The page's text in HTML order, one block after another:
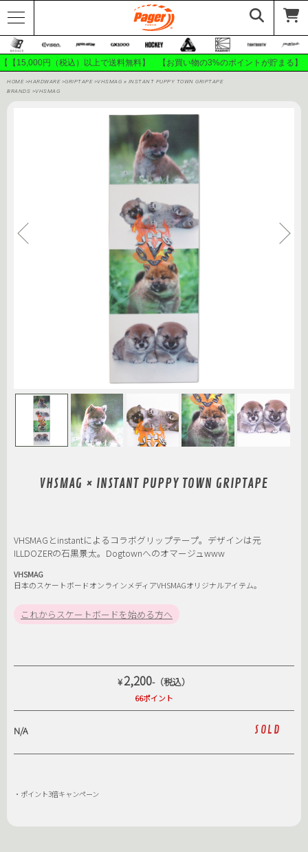
【【15,000円（税込）以上で送料無料】 【お買い物の3%のポイントが貯ま
HOME >HARDWARE >GRIPTAPE >VHSMAG × INSTANT PUPPY TOWN GRIPTAPE
BRANDS >VHSMAG
VHSMAG × INSTANT PUPPY TOWN GRIPTAPE
VHSMAGとinstantによるコラボグリップテープ。デザインは元
ILLDOZERの石黒景太。Dogtownへのオマージュwww
VHSMAG
日本のスケートボードオンラインメディアVHSMAGオリジナルアイテム。
これからスケートボードを始める方へ
¥2,200-（税込）
66ポイント
N/A SOLD
・ポイント3倍キャンペーン